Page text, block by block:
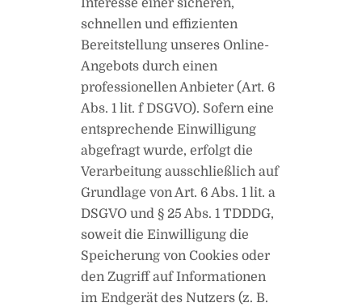
Interesse einer sicheren,
schnellen und effizienten
Bereitstellung unseres Online-
Angebots durch einen
professionellen Anbieter (Art. 6
Abs. 1 lit. f DSGVO). Sofern eine
entsprechende Einwilligung
abgefragt wurde, erfolgt die
Verarbeitung ausschließlich auf
Grundlage von Art. 6 Abs. 1 lit. a
DSGVO und § 25 Abs. 1 TDDDG,
soweit die Einwilligung die
Speicherung von Cookies oder
den Zugriff auf Informationen
im Endgerät des Nutzers (z. B.